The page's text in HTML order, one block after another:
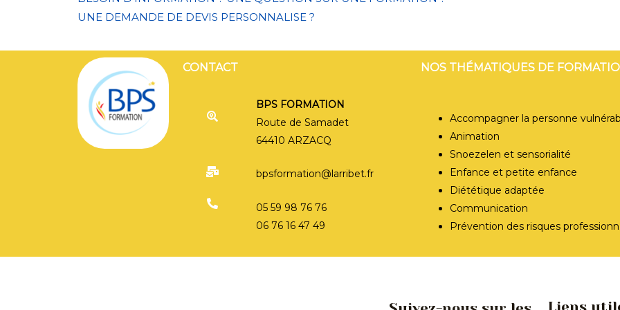
UNE DEMANDE DE DEVIS PERSONNALISE ?
CONTACT
BPS FORMATION
Route de Samadet
64410 ARZACQ
bpsformation@larribet.fr
05 59 98 76 76
06 76 16 47 49
NOS THÉMATIQUES DE
Accompagner la personne
Animation
Snoezelen et sensorialité
Enfance et petite enfance
Diététique adaptée
Communication
Prévention des risques